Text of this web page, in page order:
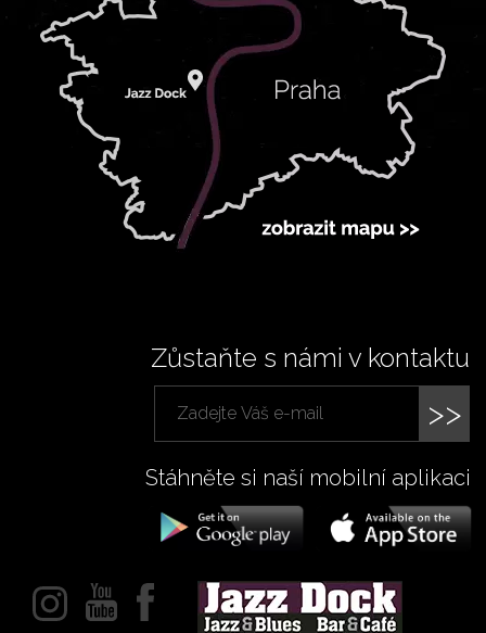
Zůstaňte s námi v kontaktu
>>
Stáhněte si naší mobilní aplikaci